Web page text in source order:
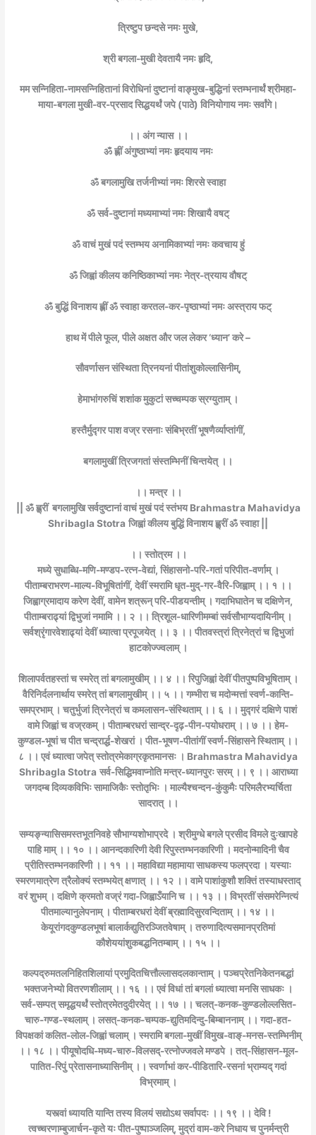
त्रिष्टुप छन्दसे नमः मुखे,
श्री बगला-मुखी देवतायै नमः हृदि,
मम सन्निहिता-नामसन्निहितानां विरोधिनां दुष्टानां वाङ्मुख-बुद्धिनां स्तम्भनार्थं श्रीमहा-
माया-बगला मुखी-वर-प्रसाद सिद्धयर्थं जपे (पाठे) विनियोगाय नमः सर्वांगे।
।। अंग न्यास ।।
ॐ ह्लीं अंगुष्ठाभ्यां नमः हृदयाय नमः
ॐ बगलामुखि तर्जनीभ्यां नमः शिरसे स्वाहा
ॐ सर्व-दुष्टानां मध्यमाभ्यां नमः शिखायै वषट्
ॐ वाचं मुखं पदं स्तम्भय अनामिकाभ्यां नमः कवचाय हुं
ॐ जिह्वां कीलय कनिष्ठिकाभ्यां नमः नेत्र-त्रयाय वौषट्
ॐ बुद्धिं विनाशय ह्लीं ॐ स्वाहा करतल-कर-पृष्ठाभ्यां नमः अस्त्राय फट्
हाथ में पीले फूल, पीले अक्षत और जल लेकर ‘ध्यान’ करे –
सौवर्णासन संस्थिता त्रिनयनां पीतांशुकोल्लासिनीम्,
हेमाभांगरुचिं शशांक मुकुटां सच्चम्पक स्रग्युताम् ।
हस्तैर्मुद्गर पाश वज्र रसनाः संबिभ्रतीं भूषणैर्व्याप्तांगीं,
बगलामुखीं त्रिजगतां संस्तम्भिनीं चिन्तयेत् ।।
।। मन्त्र ।।
|| ॐ ह्ल्रीं बगलामुखि सर्वदुष्टानां वाचं मुखं पदं स्तंभय Brahmastra Mahavidya
Shribagla Stotra जिह्वां कीलय बुद्धिं विनाशय ह्ल्रीं ॐ स्वाहा ||
।। स्तोत्रम ।।
मध्ये सुधाब्धि-मणि-मण्डप-रत्न-वेद्यां, सिंहासनो-परि-गतां परिपीत-वर्णाम् ।
पीताम्बराभरण-माल्य-विभूषितांगीं, देवीं स्मरामि धृत-मुद्-गर-वैरि-जिह्वाम् ।। १ ।।
जिह्वाग्रमादाय करेण देवीं, वामेन शत्रून् परि-पीडयन्तीम् । गदाभिघातेन च दक्षिणेन,
पीताम्बराढ्यां द्विभुजां नमामि ।। २ ।। त्रिशूल-धारिणीमम्बां सर्वसौभाग्यदायिनीम् ।
सर्वश्रृंगारवेशाढ्यां देवीं ध्यात्वा प्रपूजयेत् ।। ३ ।। पीतवस्त्रां त्रिनेत्रां च द्विभुजां
हाटकोज्ज्वलाम् ।
शिलापर्वतहस्तां च स्मरेत् तां बगलामुखीम् ।। ४ ।। रिपुजिह्वां देवीं पीतपुष्पविभूषिताम् ।
वैरिनिर्दलनार्थाय स्मरेत् तां बगलामुखीम् ।। ५ ।। गम्भीरा च मदोन्मत्तां स्वर्ण-कान्ति-
समप्रभाम् । चतुर्भुजां त्रिनेत्रां च कमलासन-संस्थिताम् ।। ६ ।। मुद्गरं दक्षिणे पाशं
वामे जिह्वां च वज्रकम् । पीताम्बरधरां सान्द्र-दृढ़-पीन-पयोधराम् ।। ७ ।। हेम-
कुण्डल-भूषां च पीत चन्द्रार्द्ध-शेखरां । पीत-भूषण-पीतांगीं स्वर्ण-सिंहासने स्थिताम् ।।
८ ।। एवं ध्यात्वा जपेत् स्तोत्रमेकाग्रकृतमानसः । Brahmastra Mahavidya
Shribagla Stotra सर्व-सिद्धिमवाप्नोति मन्त्र-ध्यानपुरः सरम् ।। ९ ।। आराध्या
जगदम्ब दिव्यकविभिः सामाजिकैः स्तोतृभिः । माल्यैश्चन्दन-कुंकुमैः परिमलैरभ्यर्चिता
सादरात् ।।
सम्यङ्न्यासिसमस्तभूतनिवहे सौभाग्यशोभाप्रदे । श्रीमुग्धे बगले प्रसीद विमले दुःखापहे
पाहि माम् ।। १० ।। आनन्दकारिणी देवी रिपुस्तम्भनकारिणी । मदनोन्मादिनी चैव
प्रीतिस्तम्भनकारिणी ।। ११ ।। महाविद्या महामाया साधकस्य फलप्रदा । यस्याः
स्मरणमात्रेण त्रैलोक्यं स्तम्भयेत् क्षणात् ।। १२ ।। वामे पाशांकुशौ शक्तिं तस्याधस्ताद्
वरं शुभम् । दक्षिणे क्रमतो वज्रं गदा-जिह्वाऽँयानि च ।। १३ ।। विभ्रतीं संसमरेन्नित्यं
पीतमाल्यानुलेपनाम् । पीताम्बरधरां देवीं ब्रह्मादिसुरवन्दिताम् ।। १४ ।।
केयूरांगदकुण्डलभूषां बालार्कद्युतिरञ्जितवेषाम् । तरुणादित्यसमानप्रतिमां
कौशेययांशुकबद्धनितम्बाम् ।। १५ ।।
कल्पद्रुमतलनिहितशिलायां प्रमुदितचित्तौल्लासदलकान्ताम् । पञ्चप्रेतनिकेतनबद्धां
भक्तजनेभ्यो वितरणशीलाम् ।। १६ ।। एवं विधां तां बगलां ध्यात्वा मनसि साधकः ।
सर्व-सम्पत् समृद्धयर्थं स्तोत्रमेतदुदीरयेत् ।। १७ ।। चलत्-कनक-कुण्डलोल्लसित-
चारु-गण्ड-स्थलाम् । लसत्-कनक-चम्पक-द्युतिमदिन्दु-बिम्बाननाम् ।। गदा-हत-
विपक्षकां कलित-लोल-जिह्वां चलाम् । स्मरामि बगला-मुखीं विमुख-वाङ्-मनस-स्तम्भिनीम्
।। १८ ।। पीयूषोदधि-मध्य-चारु-विलसद्-रत्नोज्जवले मण्डपे । तत्-सिंहासन-मूल-
पातित-रिपुं प्रेतासनाध्यासिनीम् ।। स्वर्णाभां कर-पीडितारि-रसनां भ्राम्यद् गदां
विभ्रमाम् ।
यस्त्वां ध्यायति यान्ति तस्य विलयं सद्योऽथ सर्वापदः ।। १९ ।। देवि !
त्वच्चरणाम्बुजार्चन-कृते यः पीत-पुष्पाञ्जलिम्, मुद्रां वाम-करे निधाय च पुनर्मन्त्री